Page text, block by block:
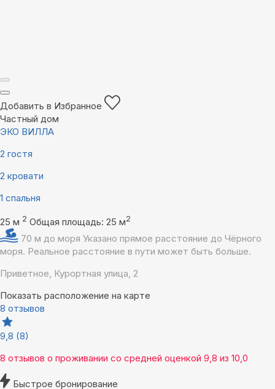
Добавить в Избранное
Частный дом
ЭКО ВИЛЛА
2 гостя
2 кровати
1 спальня
25 м 2 Общая площадь: 25 м2
70 м до моря Указано прямое расстояние до Чёрного
моря. Реальное расстояние в пути может быть больше.
Приветное, Курортная улица, 2
Показать расположение на карте
8 отзывов
9,8 (8)
8 отзывов о проживании со средней оценкой 9,8 из 10,0
Быстрое бронирование